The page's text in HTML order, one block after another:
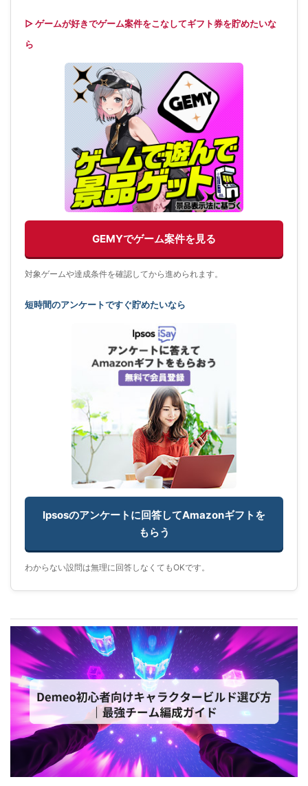
▷ ゲームが好きでゲーム案件をこなしてギフト券を貯めたいな
ら
GEMYでゲーム案件を見る
対象ゲームや達成条件を確認してから進められます。
短時間のアンケートですぐ貯めたいなら
Ipsosのアンケートに回答してAmazonギフトを
もらう
わからない設問は無理に回答しなくてもOKです。